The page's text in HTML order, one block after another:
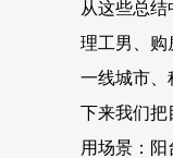
从这些总结
理工男、购
一线城市、
下来我们把
用场景：阳